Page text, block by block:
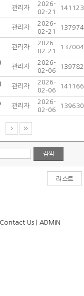
관리자
2026-
02-21
141123
관리자
2026-
02-21
137974
관리자
2026-
02-21
137004
관리자
2026-
02-06
139782
관리자
2026-
02-06
141166
관리자
2026-
02-06
139630
Contact Us| ADMIN